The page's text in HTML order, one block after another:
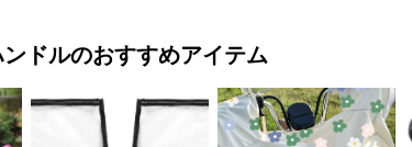
ンドルのおすすめアイテム